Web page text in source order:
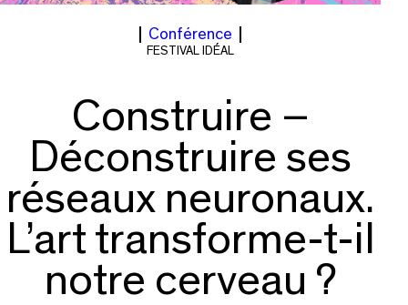
Conférence
FESTIVAL IDÉAL
Construire –
Déconstruire ses
réseaux neuronaux.
L’art transforme-t-il
notre cerveau ?